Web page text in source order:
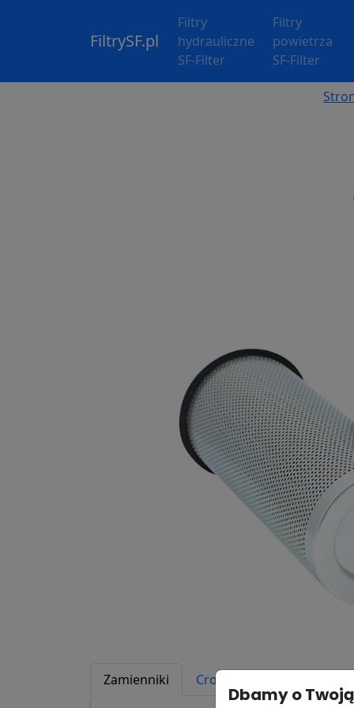
FiltrySF.pl
Filtry
hydrauliczne
SF-Filter
Filtry
powietrza
SF-Filter
Zamienniki Cross Reference
Dbamy o